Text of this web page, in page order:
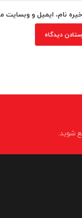
نام، ایمیل و وبسایت
شوید.